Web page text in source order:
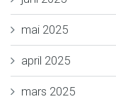
mai 2025
april 2025
mars 2025